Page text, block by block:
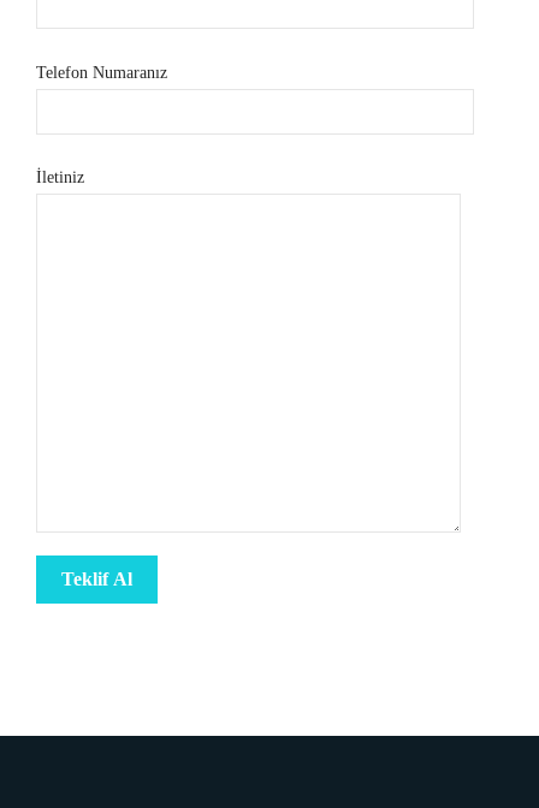
Telefon Numaranız
İletiniz